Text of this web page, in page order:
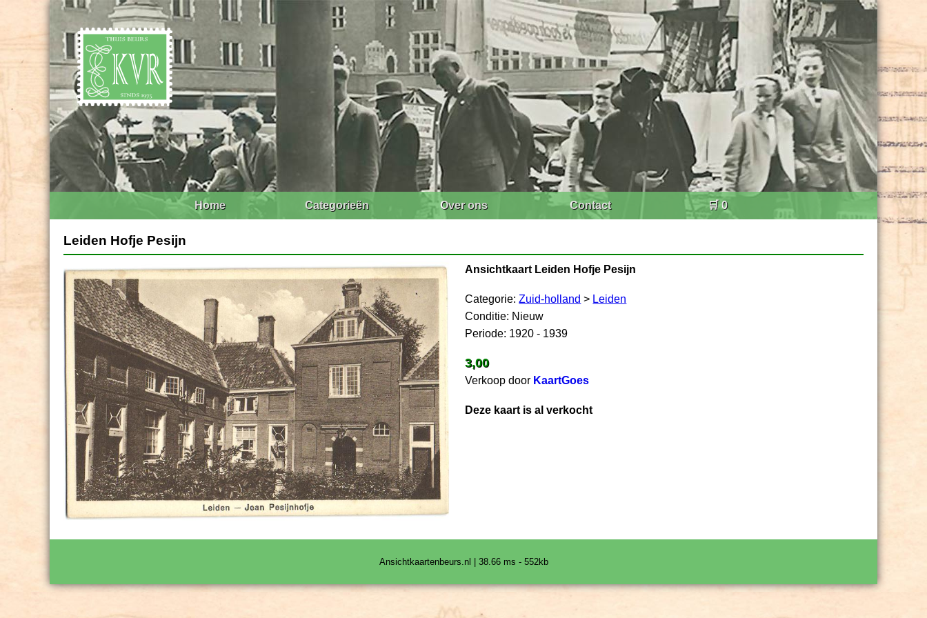
Home Categorieën Over ons Contact 🛒 0
Leiden Hofje Pesijn
Ansichtkaart Leiden Hofje Pesijn
Categorie:Zuid-holland > Leiden
Conditie: Nieuw
Periode: 1920 - 1939
3,00
Verkoop door KaartGoes
Deze kaart is al verkocht
Ansichtkaartenbeurs.nl | 38.66 ms - 552kb